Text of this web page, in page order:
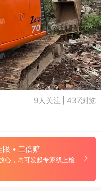
9人关注 | 437浏览
眼 • 三倍赔
心，均可发起专家线上检
经纪人